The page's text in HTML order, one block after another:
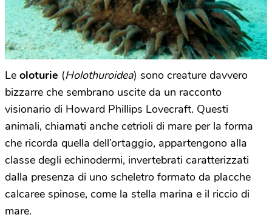
Le oloturie (Holothuroidea) sono creature davvero
bizzarre che sembrano uscite da un racconto
visionario di Howard Phillips Lovecraft. Questi
animali, chiamati anche cetrioli di mare per la forma
che ricorda quella dell’ortaggio, appartengono alla
classe degli echinodermi, invertebrati caratterizzati
dalla presenza di uno scheletro formato da placche
calcaree spinose, come la stella marina e il riccio di
mare.